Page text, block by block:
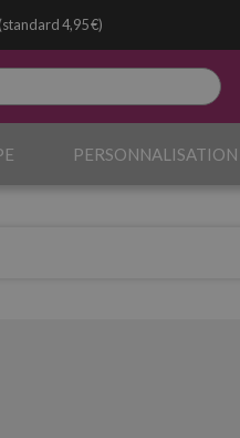
4,95 €)
PERSONNALISATION